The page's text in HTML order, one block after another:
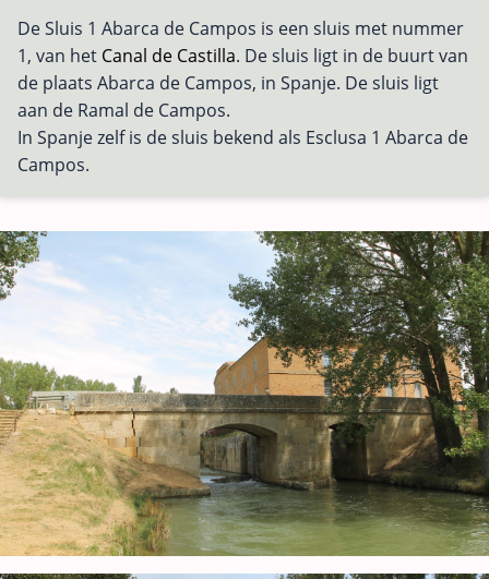
De Sluis 1 Abarca de Campos is een sluis met nummer
1, van het Canal de Castilla. De sluis ligt in de buurt van
de plaats Abarca de Campos, in Spanje. De sluis ligt
aan de Ramal de Campos.
In Spanje zelf is de sluis bekend als Esclusa 1 Abarca de
Campos.